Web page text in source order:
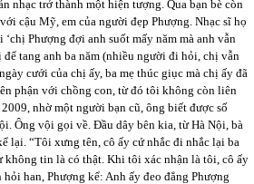
nhạc trở thành một hiện tượng. Qua bạn bè còn
cậu Mỹ, em của người đẹp Phượng. Nhạc sĩ họ
Phượng đợi anh suốt mấy năm mà anh vẫn
tang anh ba năm (nhiều người đi hỏi, chị vẫn
cưới của chị ấy, ba mẹ thúc giục mà chị ấy đã
phận với chồng con, từ đó tôi không còn liên
nhờ một người bạn cũ, ông biết được số
Ông vội gọi về. Đầu dây bên kia, từ Hà Nội, bà
lại. “Tôi xưng tên, cô ấy cứ nhắc đi nhắc lại ba
không tin là có thật. Khi tôi xác nhận là tôi, cô ấy
han, Phượng kể: Anh ấy đeo đẳng Phượng